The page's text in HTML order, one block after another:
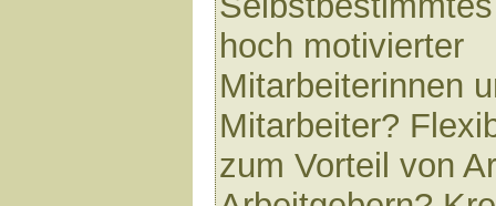
hoch motivierter
Mitarbeiterinnen
Mitarbeiter?
zum Vorteil von